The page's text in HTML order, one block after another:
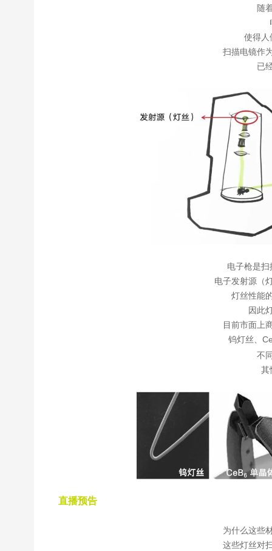
随
使得人
扫描电镜作
已
电子枪是
电子发射源（
灯丝性能
因此
目前市面上
钨灯丝、
不
其
直播预告
为什么这些
这些灯丝对